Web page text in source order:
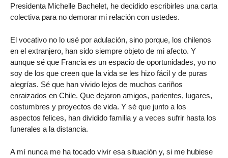
Presidenta Michelle Bachelet, he decidido escribirles una carta
colectiva para no demorar mi relación con ustedes.
El vocativo no lo usé por adulación, sino porque, los chilenos
en el extranjero, han sido siempre objeto de mi afecto. Y
aunque sé que Francia es un espacio de oportunidades, yo no
soy de los que creen que la vida se les hizo fácil y de puras
alegrías. Sé que han vivido lejos de muchos cariños
enraizados en Chile. Que dejaron amigos, parientes, lugares,
costumbres y proyectos de vida. Y sé que junto a los
aspectos felices, han dividido familia y a veces sufrir hasta los
funerales a la distancia.
A mí nunca me ha tocado vivir esa situación y, si me hubiese